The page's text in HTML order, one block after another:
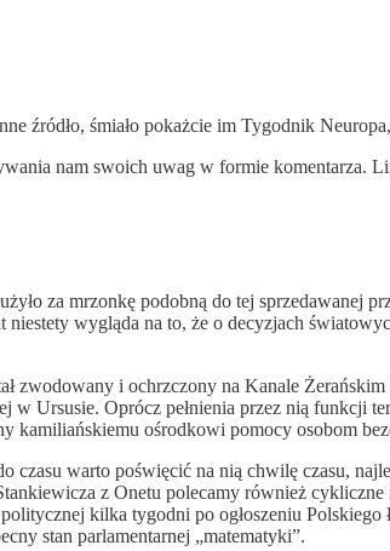
źródło, śmiało pokażcie im Tygodnik
nam swoich uwag w formie komentarza.
za mrzonkę podobną do tej sprzedawanej
wygląda na to, że o decyzjach
zwodowany i ochrzczony na Kanale
Ursusie. Oprócz pełnienia przez nią funkcji
kamiliańskiemu ośrodkowi pomocy osobom
czasu warto poświęcić na nią chwilę czasu,
z Onetu polecamy również
kilka tygodni po ogłoszeniu
stan parlamentarnej „matematyki”.